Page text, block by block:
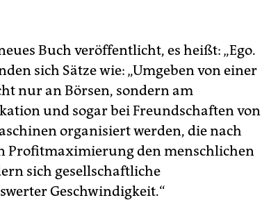
Buch veröffentlicht, es heißt: „Ego.
sich Sätze wie: „Umgeben von einer
nur an Börsen, sondern am
und sogar bei Freundschaften von
organisiert werden, die nach
Profitmaximierung den menschlichen
sich gesellschaftliche
Geschwindigkeit.“